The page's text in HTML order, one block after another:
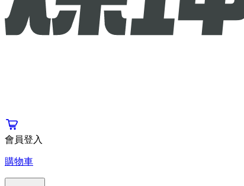
會員登入
購物車